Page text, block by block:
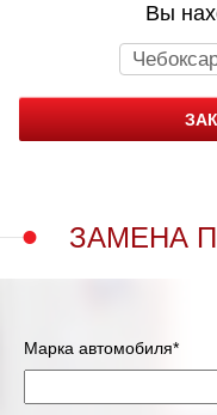
Вы
ЗАМЕНА
Марка автомобиля*